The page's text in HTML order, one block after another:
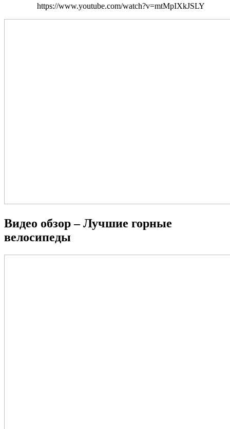
https://www.youtube.com/watch?v=mtMpIXkJSLY
Видео обзор – Лучшие горные
велосипеды